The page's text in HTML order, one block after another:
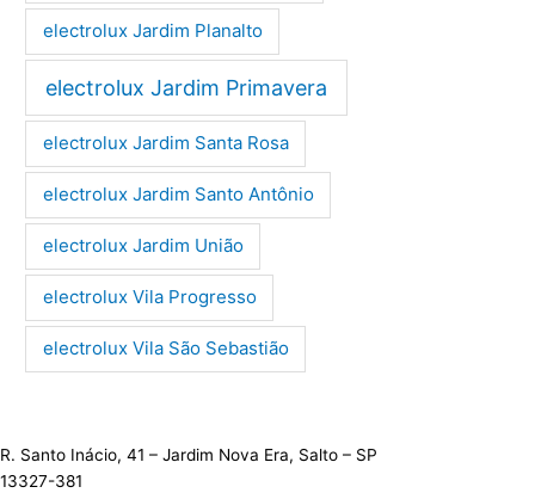
electrolux Jardim Planalto
electrolux Jardim Primavera
electrolux Jardim Santa Rosa
electrolux Jardim Santo Antônio
electrolux Jardim União
electrolux Vila Progresso
electrolux Vila São Sebastião
R. Santo Inácio, 41 – Jardim Nova Era, Salto – SP
13327-381